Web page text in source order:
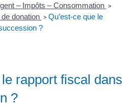
– Impôts – Consommation >
donation > Qu’est-ce que le
?
rapport fiscal dans
?